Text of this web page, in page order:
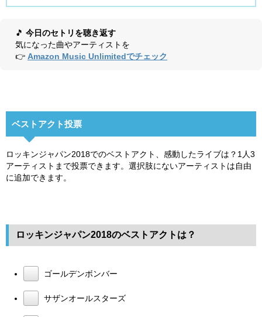
🎵 今日のセトリを聴き返す
気になった曲やアーティストを
👉 Amazon Music Unlimitedでチェック
ベストアクト投票
ロッキンジャパン2018でのベストアクト、感動したライブは？1人3
アーティストまで投票できます。選択肢にないアーティストは自由
に追加できます。
ロッキンジャパン2018のベストアクトは？
ゴールデンボンバー
サザンオールスターズ